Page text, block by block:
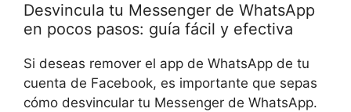
Desvincula tu Messenger de WhatsApp
en pocos pasos: guía fácil y efectiva
Si deseas remover el app de WhatsApp de tu
cuenta de Facebook, es importante que sepas
cómo desvincular tu Messenger de WhatsApp.